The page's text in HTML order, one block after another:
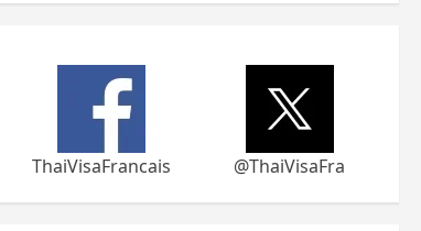
ThaiVisaFrancais @ThaiVisaFra